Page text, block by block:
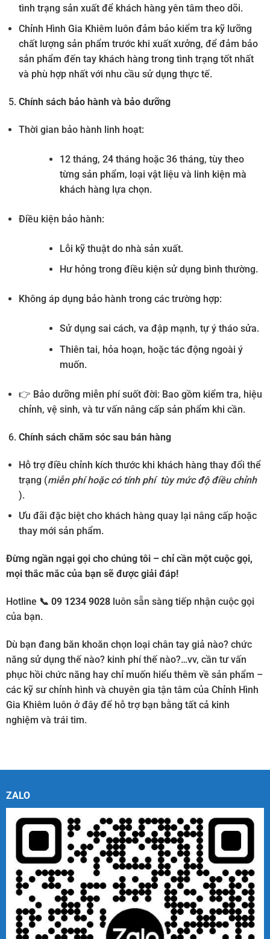
tình trạng sản xuất để khách hàng yên tâm theo dõi.
Chỉnh Hình Gia Khiêm luôn đảm bảo kiểm tra kỹ lưỡng
chất lượng sản phẩm trước khi xuất xưởng, để đảm bảo
sản phẩm đến tay khách hàng trong tình trạng tốt nhất
và phù hợp nhất với nhu cầu sử dụng thực tế.
Chính sách bảo hành và bảo dưỡng
Thời gian bảo hành linh hoạt:
12 tháng, 24 tháng hoặc 36 tháng, tùy theo
từng sản phẩm, loại vật liệu và linh kiện mà
khách hàng lựa chọn.
Điều kiện bảo hành:
Lỗi kỹ thuật do nhà sản xuất.
Hư hỏng trong điều kiện sử dụng bình thường.
Không áp dụng bảo hành trong các trường hợp:
Sử dụng sai cách, va đập mạnh, tự ý tháo sửa.
Thiên tai, hỏa hoạn, hoặc tác động ngoài ý
muốn.
👉 Bảo dưỡng miễn phí suốt đời: Bao gồm kiểm tra, hiệu
chỉnh, vệ sinh, và tư vấn nâng cấp sản phẩm khi cần.
Chính sách chăm sóc sau bán hàng
Hỗ trợ điều chỉnh kích thước khi khách hàng thay đổi thể
trạng (miễn phí hoặc có tính phí tùy mức độ điều chỉnh
).
Ưu đãi đặc biệt cho khách hàng quay lại nâng cấp hoặc
thay mới sản phẩm.
Đừng ngần ngại gọi cho chúng tôi – chỉ cần một cuộc gọi,
mọi thắc mắc của bạn sẽ được giải đáp!
Hotline 📞 09 1234 9028luôn sẵn sàng tiếp nhận cuộc gọi
của bạn.
Dù bạn đang băn khoăn chọn loại chân tay giả nào? chức
năng sử dụng thế nào? kinh phí thế nào?…vv, cần tư vấn
phục hồi chức năng hay chỉ muốn hiểu thêm về sản phẩm –
các kỹ sư chỉnh hình và chuyên gia tận tâm của Chỉnh Hình
Gia Khiêm luôn ở đây để hỗ trợ bạn bằng tất cả kinh
nghiệm và trái tim.
ZALO